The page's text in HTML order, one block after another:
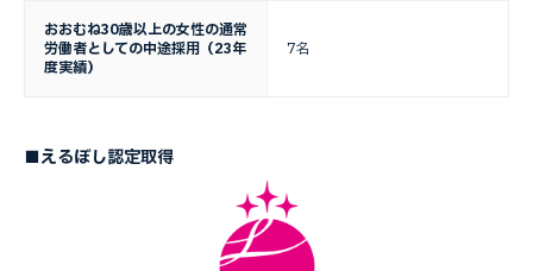
おおむね30歳以上の女性の通常
労働者としての中途採用（23年
度実績）
7名
■えるぼし認定取得